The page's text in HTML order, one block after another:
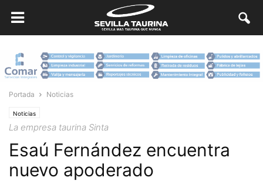
Portada Noticias
Noticias
La empresa taurina Sinta
Esaú Fernández encuentra
nuevo apoderado